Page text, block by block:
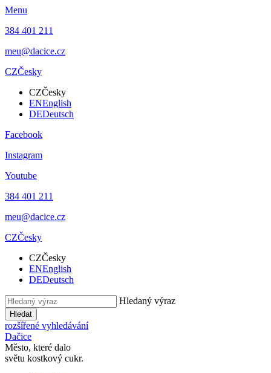
Menu
384 401 211
meu@dacice.cz
CZČesky
CZČesky
ENEnglish
DEDeutsch
Facebook
Instagram
Youtube
384 401 211
meu@dacice.cz
CZČesky
CZČesky
ENEnglish
DEDeutsch
Hledaný výraz
Hledat
rozšířené vyhledávání
Dačice
Město, které dalo
světu kostkový cukr.